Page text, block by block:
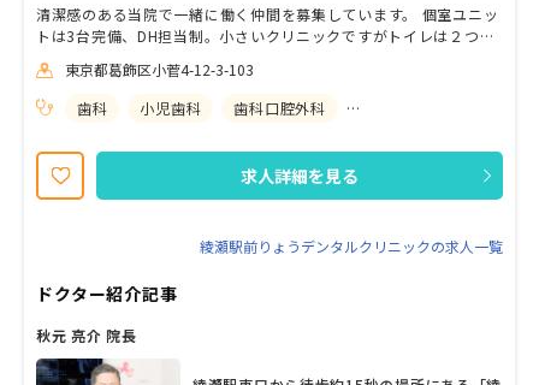
清潔感のある当院で一緒に働く仲間を募集しています。 個室ユニッ
トは3台完備、DH担当制。小さいクリニックですがトイレは２つあ
人間関係も良好で、冗談好きの院長を筆頭に、明るいメンバーがそ
ろっています。 育児との両立も応援しますので、勤務時間やお休み
についてはご相談ください！ 予防歯科を中心に、自費診療も経験で
ますが、学生アルバイトもご相談ください。見学だけでも歓迎いた
しますので、お気軽にお問い合わせください。
東京都葛飾区小菅4-12-3-103
歯科
小児歯科 歯科口腔外科 矯正歯科
求人詳細を見る
綾瀬駅前りょうデンタルクリニックの求人一覧
ドクター紹介記事
秋元 亮介 院長